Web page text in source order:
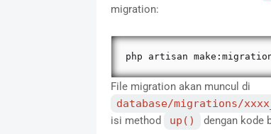
migration:
php artisan
File migration akan muncul di
database/migrations/
isi method
up() dengan kode